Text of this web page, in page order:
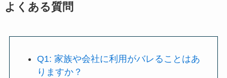
よくある質問
Q1: 家族や会社に利用がバレることはあ
りますか？